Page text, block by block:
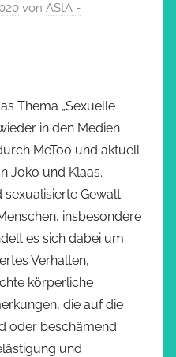
von AStA -
Thema „Sexuelle
in den Medien
MeToo und aktuell
Joko und Klaas.
Gewalt
insbesondere
es sich dabei um
Verhalten,
körperliche
die auf die
oder beschämend
und